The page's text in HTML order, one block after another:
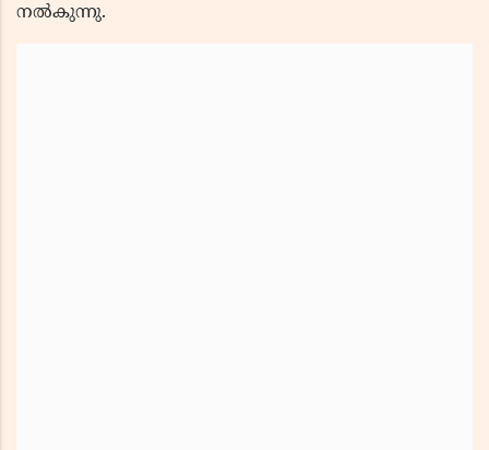
നൽകുന്നു.